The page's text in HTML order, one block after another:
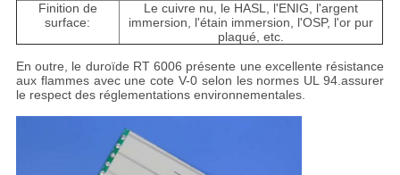
Finition de
surface:
Le cuivre nu, le HASL, l'ENIG, l'argent
immersion, l'étain immersion, l'OSP, l'or pur
plaqué, etc.
En outre, le duroïde RT 6006 présente une excellente résistance
aux flammes avec une cote V-0 selon les normes UL 94.assurer
le respect des réglementations environnementales.